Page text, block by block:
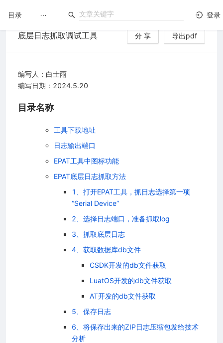
登录
目录
文档没解决？论坛发个帖！
底层日志抓取调试工具 分 享 导出pdf
编写人：白士雨
编写日期：2024.5.20
目录名称
工具下载地址
日志输出端口
EPAT工具中图标功能
EPAT底层日志抓取方法
1、打开EPAT工具，抓日志选择第一项
“Serial Device”
2、选择日志端口，准备抓取log
3、抓取底层日志
4、获取数据库db文件
CSDK开发的db文件获取
LuatOS开发的db文件获取
AT开发的db文件获取
5、保存日志
6、将保存出来的ZIP日志压缩包发给技术
分析